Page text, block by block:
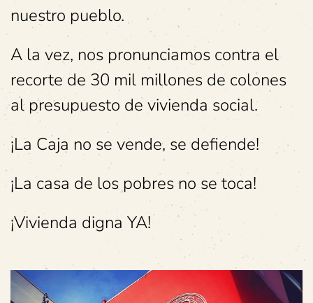
nuestro pueblo.
A la vez, nos pronunciamos contra el
recorte de 30 mil millones de colones
al presupuesto de vivienda social.
¡La Caja no se vende, se defiende!
¡La casa de los pobres no se toca!
¡Vivienda digna YA!